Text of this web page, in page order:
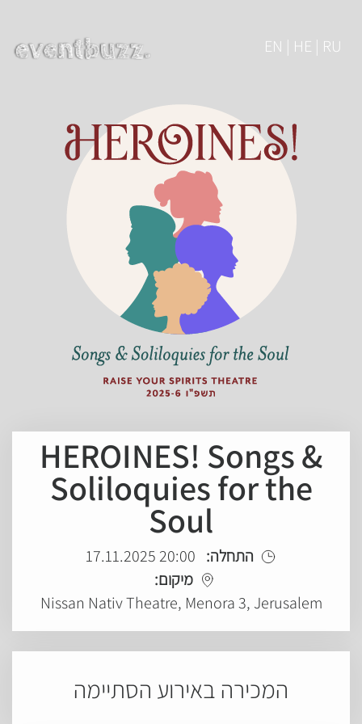
EN | HE | RU
HEROINES! Songs &
Soliloquies for the
Soul
התחלה: 20:00 17.11.2025
מיקום:
Nissan Nativ Theatre, Menora 3, Jerusalem
המכירה באירוע הסתיימה